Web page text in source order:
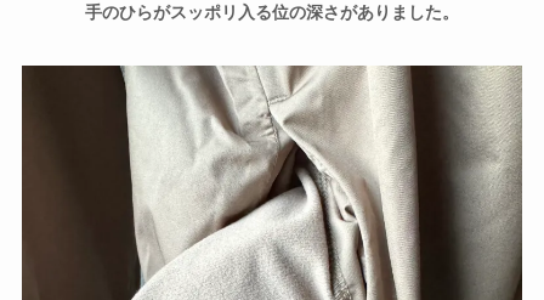
手のひらがスッポリ入る位の深さがありました。